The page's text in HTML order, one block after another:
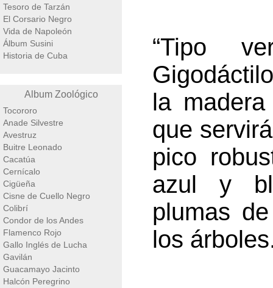
Tesoro de Tarzán
El Corsario Negro
Vida de Napoleón
Álbum Susini
Historia de Cuba
Album Zoológico
Tocororo
Anade Silvestre
Avestruz
Buitre Leonado
Cacatúa
Cernícalo
Cigüeña
Cisne de Cuello Negro
Colibrí
Condor de los Andes
Flamenco Rojo
Gallo Inglés de Lucha
Gavilán
Guacamayo Jacinto
Halcón Peregrino
“Tipo
la
que
pico
azul y
plumas
los